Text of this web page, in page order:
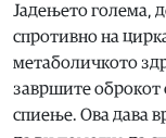
Јадењето голема,
спротивно на
метаболичкото
завршите оброкот
спиење. Ова дава